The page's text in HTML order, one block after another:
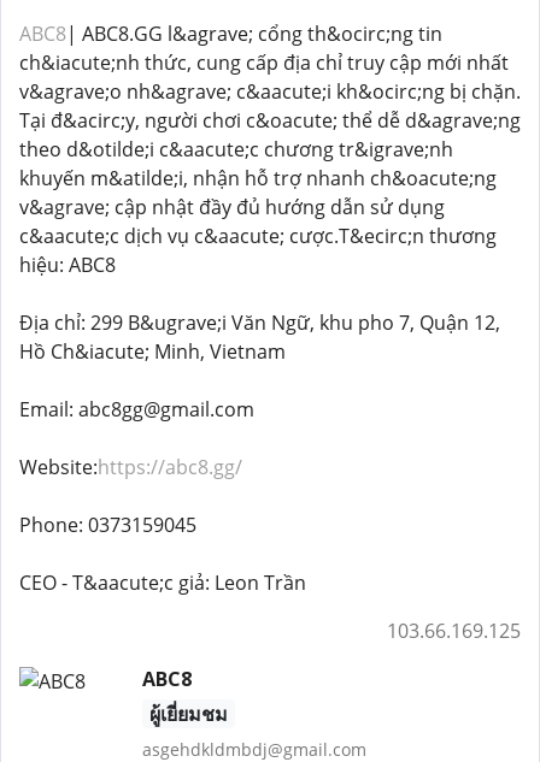
ABC8| ABC8.GG l&agrave; cổng th&ocirc;ng tin
ch&iacute;nh thức, cung cấp địa chỉ truy cập mới nhất
v&agrave;o nh&agrave; c&aacute;i kh&ocirc;ng bị chặn.
Tại đ&acirc;y, người chơi c&oacute; thể dễ d&agrave;ng
theo d&otilde;i c&aacute;c chương tr&igrave;nh
khuyến m&atilde;i, nhận hỗ trợ nhanh ch&oacute;ng
v&agrave; cập nhật đầy đủ hướng dẫn sử dụng
c&aacute;c dịch vụ c&aacute; cược.T&ecirc;n thương
hiệu: ABC8
Địa chỉ: 299 B&ugrave;i Văn Ngữ, khu pho 7, Quận 12,
Hồ Ch&iacute; Minh, Vietnam
Email: abc8gg@gmail.com
Website:https://abc8.gg/
Phone: 0373159045
CEO - T&aacute;c giả: Leon Trần
103.66.169.125
ABC8
ผู้เยี่ยมชม
asgehdkldmbdj@gmail.com